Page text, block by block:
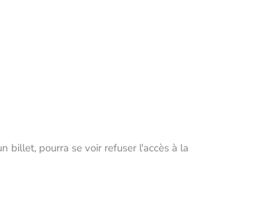
billet, pourra se voir refuser l'accès à la